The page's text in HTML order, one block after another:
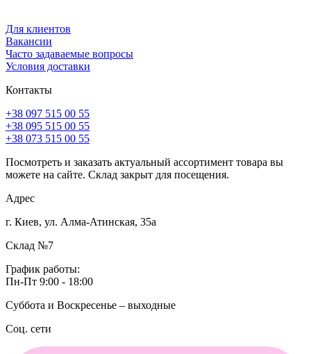
Для клиентов
Вакансии
Часто задаваемые вопросы
Условия доставки
Контакты
+38 097 515 00 55
+38 095 515 00 55
+38 073 515 00 55
Посмотреть и заказать актуальный ассортимент товара вы
можете на сайте. Склад закрыт для посещения.
Адрес
г. Киев, ул. Алма-Атинская, 35а
Склад №7
График работы:
Пн-Пт 9:00 - 18:00
Суббота и Воскресенье – выходные
Соц. сети